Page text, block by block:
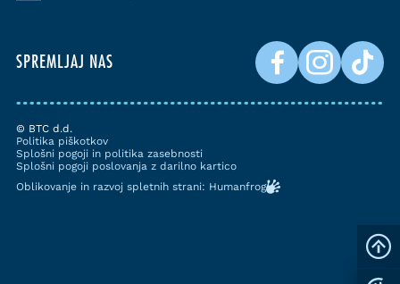
SPREMLJAJ NAS
© BTC d.d.
Politika piškotkov
Splošni pogoji in politika zasebnosti
Splošni pogoji poslovanja z darilno kartico
Oblikovanje in razvoj spletnih strani: Humanfrog